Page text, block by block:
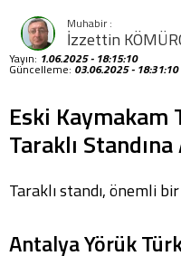
İzzettin
Yayın: 1.06.2025 - 18:15:10
Güncelleme: 03.06.2025 - 18:31:10
Eski Kaymakam
Taraklı
Taraklı standı, önemli
Antalya Yörük